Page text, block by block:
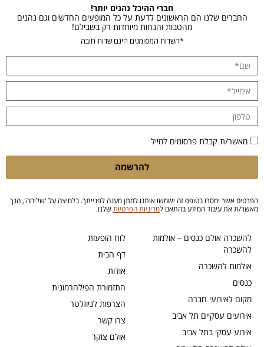
לוח הופעות
דף הבית
אודות
התזמורת הפילהרמונית
הצרפות לניוזלטר
צרו קשר
אולם צוקר
להשכרה אולם כנסים – אולמות
להשכרה
אולמות להשכרה
כנסים
מקום לאירועי חברה
אירועים עסקיים תל אביב
אירוע עסקי בתל אביב
חברי ההיכל נהנים יותר!
החברים שלנו הם הראשונים לדעת על כל המופעים החדשים וגם נהנים
מהטבות והנחות מיוחדות רק בשבילם!
*השדות המסומנים הינם שדות חובה
מאשר/ת קבלת פרסומים למייל
להרשמה
הפרטים אשר ימסרו בטופס זה ישמשו אותנו למתן מענה לפנייתך. בלחיצה על 'שליחה', הנך
מאשר/ת את עיבוד המידע בהתאם למדיניות הפרטיות שלנו.